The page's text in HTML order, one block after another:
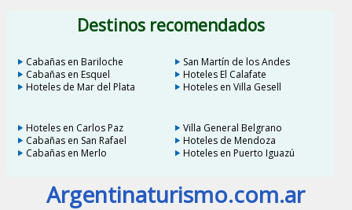
Destinos recomendados
Cabañas en Bariloche
San Martín de los Andes
Cabañas en Esquel
Hoteles El Calafate
Hoteles de Mar del Plata
Hoteles en Villa Gesell
Hoteles en Carlos Paz
Villa General Belgrano
Cabañas en San Rafael
Hoteles de Mendoza
Cabañas en Merlo
Hoteles en Puerto Iguazú
Argentinaturismo.com.ar